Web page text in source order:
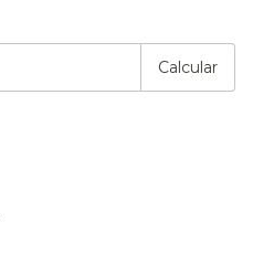
Calcular